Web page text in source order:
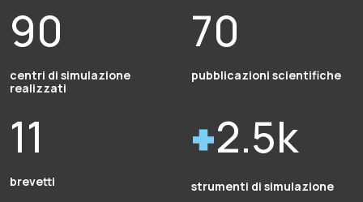
90
centri di simulazione
realizzati
70
pubblicazioni scientifiche
11
brevetti
2.5k
strumenti di simulazione